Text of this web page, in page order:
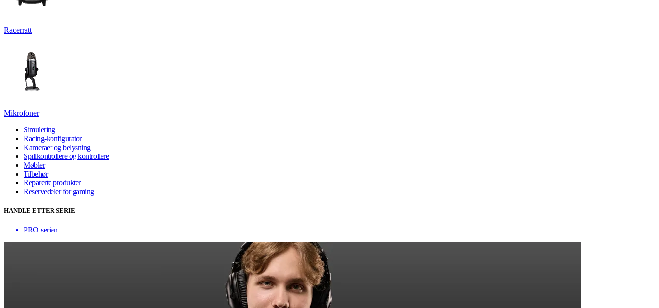
Racerratt
Mikrofoner
Simulering
Racing-konfigurator
Kameraer og belysning
Spillkontrollere og kontrollere
Møbler
Tilbehør
Reparerte produkter
Reservedeler for gaming
HANDLE ETTER SERIE
PRO-serien